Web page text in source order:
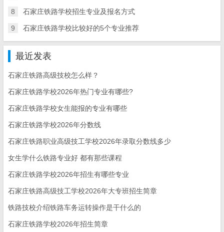
8 石家庄铁路学校招生专业及报名方式
9 石家庄铁路学校比较好的5个专业推荐
最近发表
石家庄铁路高级技校怎么样？
石家庄铁路学校2026年热门专业有哪些?
石家庄铁路学校女生能报的专业有哪些
石家庄铁路学校2026年分数线
石家庄铁路职业高级技工学校2026年录取分数线多少
女生学什么铁路专业好 都有那些课程
石家庄铁路学校2026年招生有哪些专业
石家庄铁路高级技工学校2026年大专班招生简章
铁路技校介绍铁路车务运转操作是干什么的
石家庄铁路学校2026年招生简章